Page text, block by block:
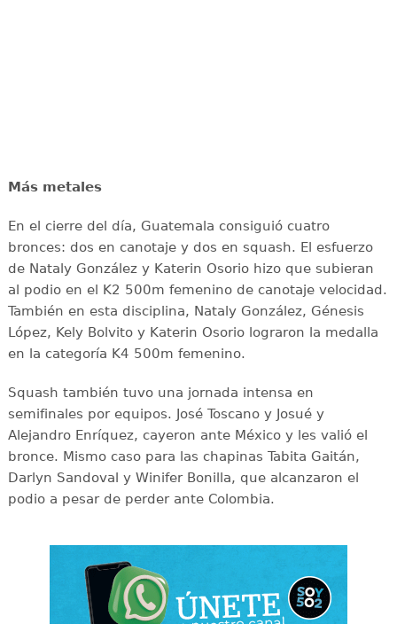
Más metales
En el cierre del día, Guatemala consiguió cuatro
bronces: dos en canotaje y dos en squash. El esfuerzo
de Nataly González y Katerin Osorio hizo que subieran
al podio en el K2 500m femenino de canotaje velocidad.
También en esta disciplina, Nataly González, Génesis
López, Kely Bolvito y Katerin Osorio lograron la medalla
en la categoría K4 500m femenino.
Squash también tuvo una jornada intensa en
semifinales por equipos. José Toscano y Josué y
Alejandro Enríquez, cayeron ante México y les valió el
bronce. Mismo caso para las chapinas Tabita Gaitán,
Darlyn Sandoval y Winifer Bonilla, que alcanzaron el
podio a pesar de perder ante Colombia.